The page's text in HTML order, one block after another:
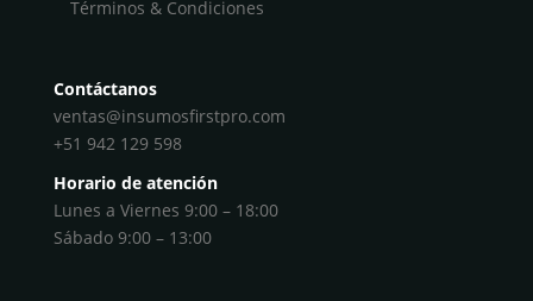
Términos & Condiciones
Contáctanos
ventas@insumosfirstpro.com
+51 942 129 598
Horario de atención
Lunes a Viernes 9:00 – 18:00
Sábado 9:00 – 13:00